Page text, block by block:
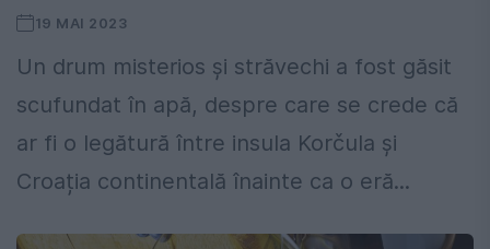
19 MAI 2023
Un drum misterios și străvechi a fost găsit
scufundat în apă, despre care se crede că
ar fi o legătură între insula Korčula și
Croația continentală înainte ca o eră...